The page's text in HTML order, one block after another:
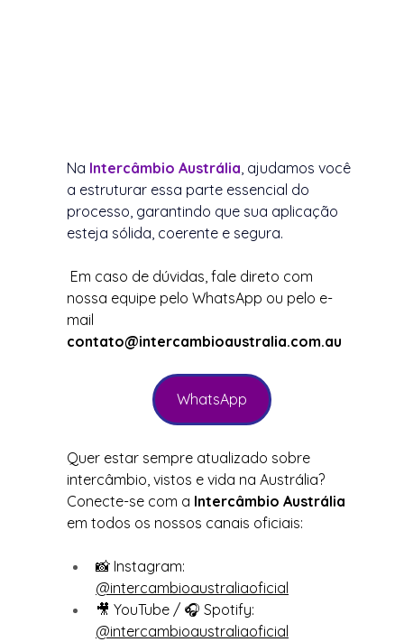
Na Intercâmbio Austrália , ajudamos você
a estruturar essa parte essencial do
processo, garantindo que sua aplicação
esteja sólida, coerente e segura.
nossa equipe pelo WhatsApp ou pelo e-
mail
contato@intercambioaustralia.com.au
WhatsApp
Quer estar sempre atualizado sobre
intercâmbio, vistos e vida na Austrália?
Conecte-se com a Intercâmbio Austrália
em todos os nossos canais oficiais:
📸 Instagram:
@intercambioaustraliaoficial
🎥 YouTube / 🎧 Spotify:
@intercambioaustraliaoficial